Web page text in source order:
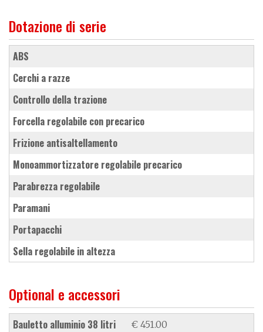
Dotazione di serie
ABS
cerchi a razze
controllo della trazione
forcella regolabile con precarico
frizione antisaltellamento
monoammortizzatore regolabile precarico
parabrezza regolabile
paramani
portapacchi
sella regolabile in altezza
Optional e accessori
bauletto alluminio 38 litri € 451.00